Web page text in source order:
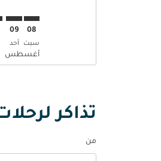
08
سبت
أغسطس
09
أحد
تذاكر
من